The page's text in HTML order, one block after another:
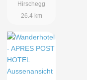
Hirschegg
26.4 km